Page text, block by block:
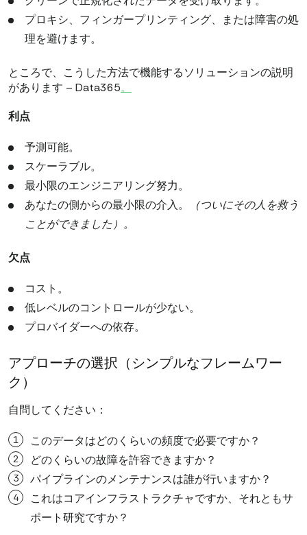
プロキシ、フィンガープリンティング、または障害の処
理を避けます。
ところで、こうした方法で機能するソリューションの説明
があります – Data365。
利点
予測可能。
スケーラブル。
最小限のエンジニアリング努力。
あなたの側からの最小限の介入。
（ついにその人を救う
ことができました）。
欠点
コスト。
低レベルのコントロールが少ない。
プロバイダーへの依存。
アプローチの選択（シンプルなフレームワー
ク）
自問してください：
このデータはどのくらいの頻度で必要ですか？
どのくらいの故障を許容できますか？
パイプラインのメンテナンスは誰が行いますか？
これはコアインフラストラクチャですか、それともサ
ポート研究ですか？